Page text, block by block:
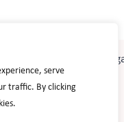
serve
traffic. By clicking